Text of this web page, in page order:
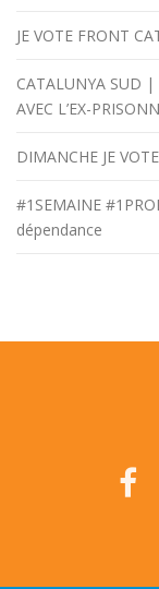
JE VOTE FRONT
CATALUNYA SUD |
AVEC L’EX-
DIMANCHE JE VOTE
#1SEMAINE
dépendance